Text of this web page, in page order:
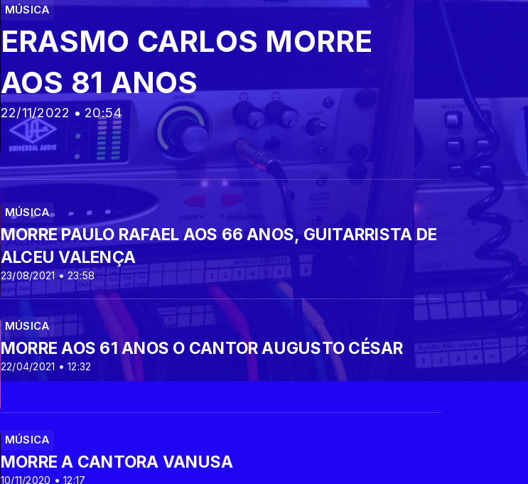
MÚSICA
22/11/2022 • 20:54
ERASMO CARLOS MORRE
AOS 81 ANOS
MÚSICA
23/08/2021 • 23:58
MORRE PAULO RAFAEL AOS 66 ANOS, GUITARRISTA DE
ALCEU VALENÇA
MÚSICA
22/04/2021 • 12:32
MORRE AOS 61 ANOS O CANTOR AUGUSTO CÉSAR
MÚSICA
10/11/2020 • 12:17
MORRE A CANTORA VANUSA